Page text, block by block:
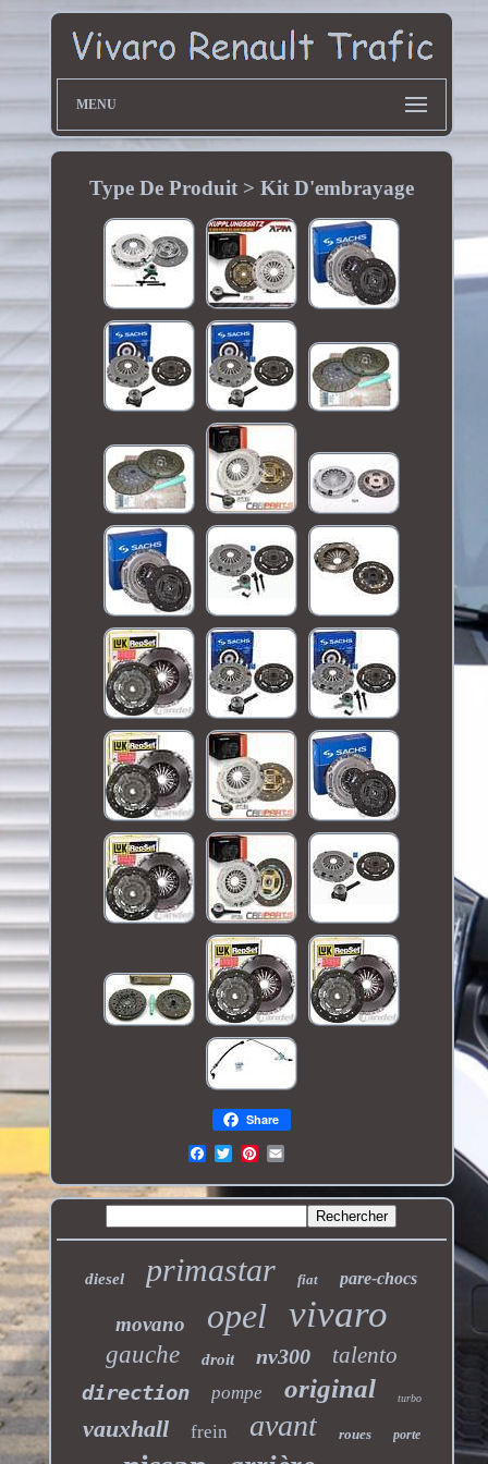
MENU
Type De Produit > Kit D'embrayage
Share
diesel primastar fiat pare-chocs
movano opel vivaro
gauche droit nv300 talento
direction pompe original turbo
vauxhall frein avant roues porte